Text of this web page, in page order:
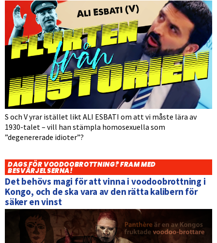
S och V yrar istället likt ALI ESBATI om att vi måste lära av
1930-talet – vill han stämpla homosexuella som
”degenererade idioter”?
DAGS FÖR VOODOOBROTTNING? FRAM MED
BESVÄRJELSERNA!
Det behövs magi för att vinna i voodoobrottning i
Kongo, och de ska vara av den rätta kalibern för
säker en vinst